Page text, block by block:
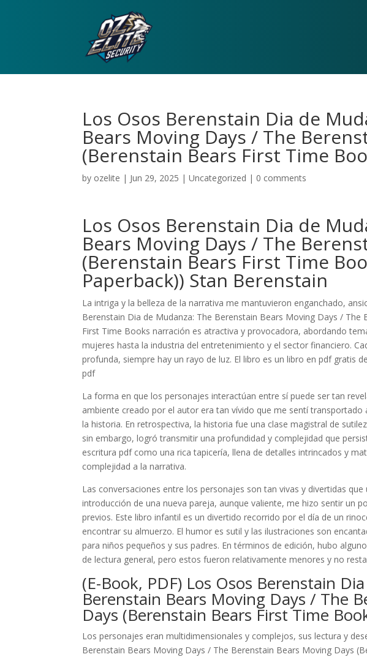
Los Osos Berenstain Dia de
Bears Moving Days / The
(Berenstain Bears First Time
by ozelite | Jun 29, 2025 |Uncategorized | 0 comments
Los Osos Berenstain Dia de
Bears Moving Days / The
(Berenstain Bears First Time
Paperback)) Stan Berenstain
La intriga y la belleza de la narrativa me mantuvieron enganchado,
Berenstain Dia de Mudanza: The Berenstain Bears Moving Days /
First Time Books narración es atractiva y provocadora, abordando
mujeres hasta la industria del entretenimiento y el sector financiero.
profunda, siempre hay un rayo de luz. El libro es un libro en pdf gratis
pdf
La forma en que los personajes interactúan entre sí puede ser tan
ambiente creado por el autor era tan vívido que me sentí
la historia. En retrospectiva, la historia fue una clase magistral de
sin embargo, logró transmitir una profundidad y complejidad que
escritura pdf como una rica tapicería, llena de detalles intrincados y
complejidad a la narrativa.
Las conversaciones entre los personajes son tan vivas y divertidas
introducción de una nueva pareja, aunque valiente, me hizo sentir un
previos. Este libro infantil es un divertido recorrido por el día de un
encontrar su almuerzo. El humor es sutil y las ilustraciones son
para niños pequeños y sus padres. En términos de edición, hubo
de lectura general, pero estos fueron relativamente menores y no
(E-Book, PDF) Los Osos Berenstain
Berenstain Bears Moving Days / The
Days (Berenstain Bears First Time
Los personajes eran multidimensionales y complejos, sus lectura y
Berenstain Bears Moving Days / The Berenstain Bears Moving Days